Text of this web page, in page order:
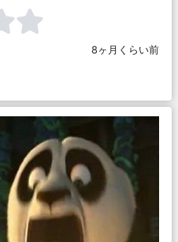
8ヶ月くらい前